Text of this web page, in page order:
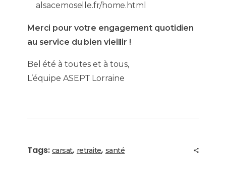
alsacemoselle.fr/home.html
Merci pour votre engagement quotidien
au service du bien vieillir !
Bel été à toutes et à tous,
L’équipe ASEPT Lorraine
Tags: carsat, retraite, santé